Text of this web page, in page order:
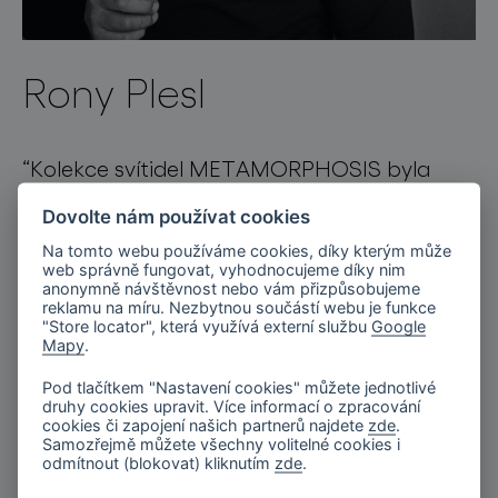
Rony Plesl
“Kolekce svítidel METAMORPHOSIS byla
vytvořena ve spolupráci se sklárnou Rückl.
Tvarosloví, barvy a především ručně
broušený dekor nesou znaky nejikoničtějších
váz této
značky. Preciznost, ostrost a geometrie
každého jednotlivého výbrusu je v
kombinaci se
světlem výjimečným zážitkem. Každý
Dovolte nám používat cookies
Na tomto webu používáme cookies, díky kterým může
web správně fungovat, vyhodnocujeme díky nim
anonymně návštěvnost nebo vám přizpůsobujeme
reklamu na míru. Nezbytnou součástí webu je funkce
"Store locator", která využívá externí službu Google
Mapy
Pod tlačítkem "Nastavení cookies" můžete jednotlivé
druhy cookies upravit. Více informací o zpracování
cookies či zapojení našich partnerů najdete zde
Samozřejmě můžete všechny volitelné cookies i
odmítnout (blokovat) kliknutím zde